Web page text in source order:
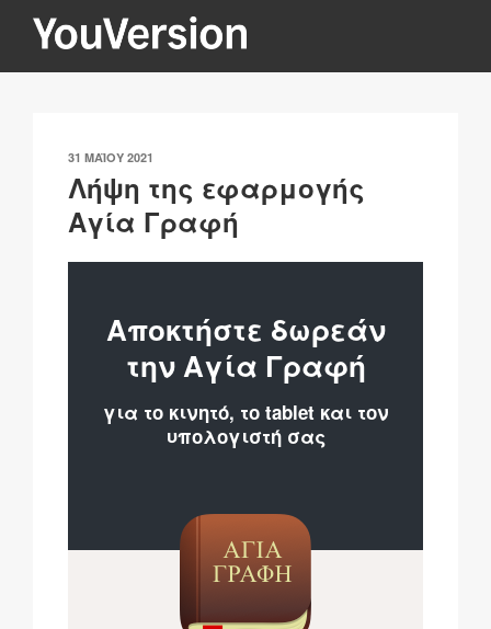
YOUVERSION
Seeking God every day.
ΔΗΜΟΣΙΕΎΤΗΚΕ
ΣΤΙΣ
31 ΜΑΪ́ΟΥ 2021
Λήψη της εφαρμογής
Αγία Γραφή
Αποκτήστε δωρεάν
την Αγία Γραφή
για το κινητό, το tablet και τον
υπολογιστή σας